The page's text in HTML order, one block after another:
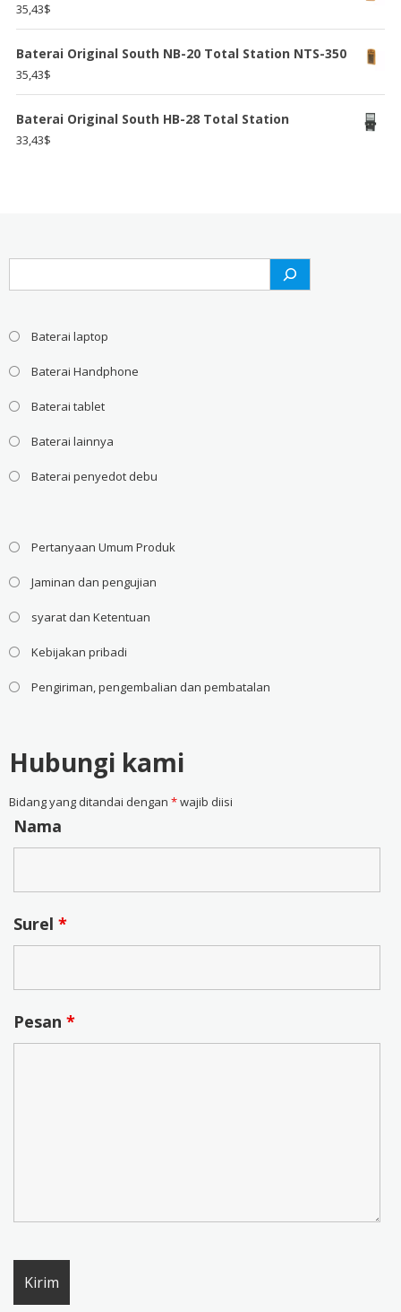
35,43$
Baterai Original South NB-20 Total Station NTS-350
35,43$
Baterai Original South HB-28 Total Station
33,43$
Baterai laptop
Baterai Handphone
Baterai tablet
Baterai lainnya
Baterai penyedot debu
Pertanyaan Umum Produk
Jaminan dan pengujian
syarat dan Ketentuan
Kebijakan pribadi
Pengiriman, pengembalian dan pembatalan
Hubungi kami
Bidang yang ditandai dengan *wajib diisi
Nama
Surel *
Pesan *